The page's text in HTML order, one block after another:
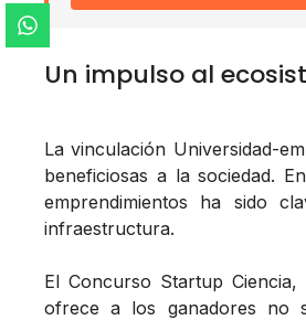
Un impulso al
La vinculación Universidad-
beneficiosas a la sociedad.
emprendimientos ha sido
infraestructura.
El Concurso Startup
ofrece a los ganadores no